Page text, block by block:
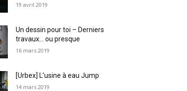
19 avril 2019
Un dessin pour toi – Derniers
travaux… ou presque
16 mars 2019
[Urbex] L’usine à eau Jump
14 mars 2019